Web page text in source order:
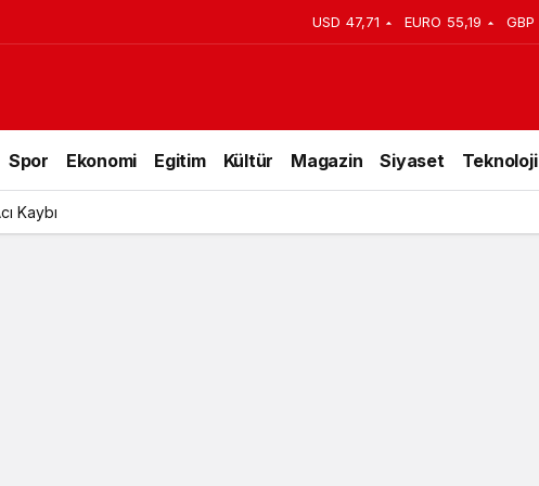
USD 47,71 EURO 55,19 GBP
Spor Ekonomi Egitim Kültür Magazin Siyaset Teknoloji
Günü